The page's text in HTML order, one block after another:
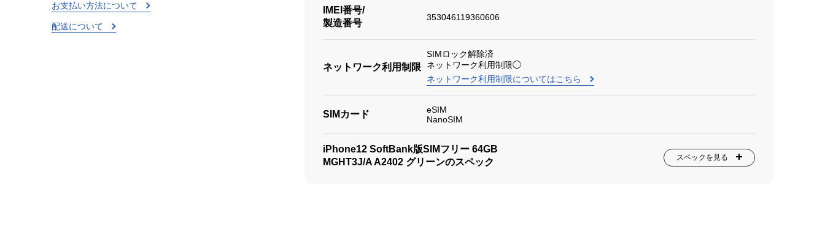
お支払い方法について
配送について
IMEI番号/
製造番号
353046119360606
ネットワーク利用制限
SIMロック解除済
ネットワーク利用制限◯
ネットワーク利用制限についてはこちら
SIMカード
eSIM
NanoSIM
iPhone12 SoftBank版SIMフリー 64GB
MGHT3J/A A2402 グリーンのスペック
スペックを見る